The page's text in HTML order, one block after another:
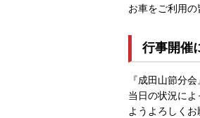
お車をご利用
行事開催
『成田山節分
当日の状況に
ようよろしくお